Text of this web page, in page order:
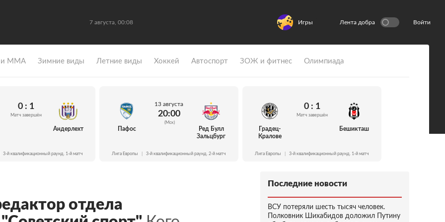
7 августа, 00:08 Игры Лента добра Войти
и ММА Зимние виды Летние виды Хоккей Автоспорт ЗОЖ и фитнес Олимпиада
0 : 1
Матч завершён
Андерлехт
3-й квалификационный раунд. 1-й матч
Пафос
13 августа
20:00
(Мск)
Ред Булл
Зальцбург
Лига Европы 3-й квалификационный раунд. 2-й матч
Градец-
Кралове
0 : 1
Матч завершён
Бешикташ
Лига Европы 3-й квалификационный раунд. 1-й матч
отдела
Последние новости
ВСУ потеряли шесть тысяч человек.
Полковник Шихабидов доложил Путину